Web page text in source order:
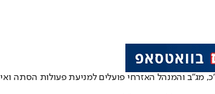
מג״ב והמנהל האזרחי פועלים למניעת פעולות הסתה